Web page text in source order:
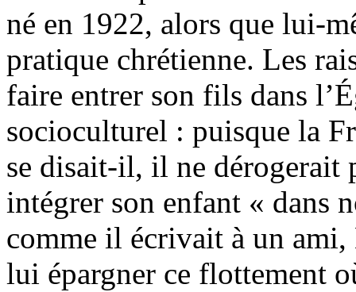
né en 1922, alors que lui-
pratique chrétienne. Les
faire entrer son fils dans
socioculturel : puisque la
se disait-il, il ne dérogerait
intégrer son enfant « dans
comme il écrivait à un
lui épargner ce flottement